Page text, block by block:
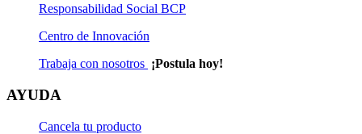
Responsabilidad Social BCP
Centro de Innovación
Trabaja con nosotros ¡Postula hoy!
AYUDA
Cancela tu producto